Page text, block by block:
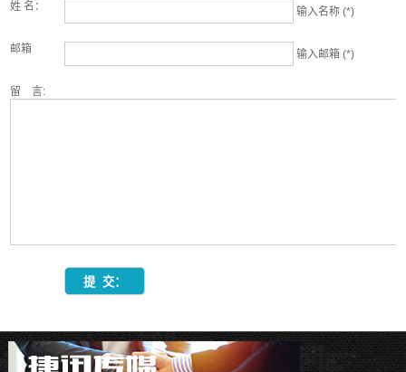
姓 名： 输入名称 (*)
邮箱 输入邮箱 (*)
留 言: